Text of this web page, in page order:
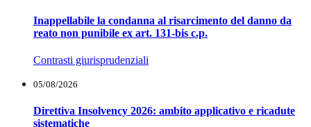
Inappellabile la condanna al risarcimento del danno da
reato non punibile ex art. 131-bis c.p.
Contrasti giurisprudenziali
05/08/2026
Direttiva Insolvency 2026: ambito applicativo e ricadute
sistematiche